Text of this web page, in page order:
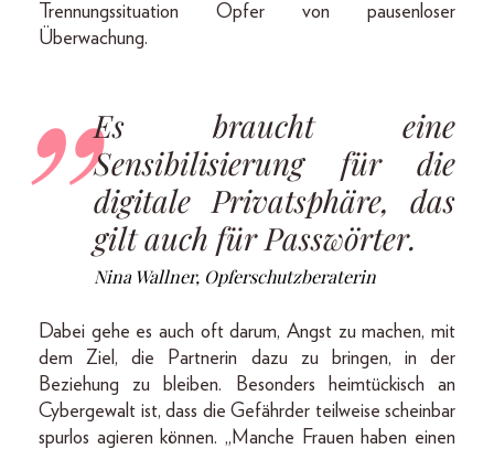
Trennungssituation Opfer von pausenloser
Überwachung.
Es braucht eine
Sensibilisierung für die
digitale Privatsphäre, das
gilt auch für Passwörter.
Nina Wallner, Opferschutzberaterin
Dabei gehe es auch oft darum, Angst zu machen, mit
dem Ziel, die Partnerin dazu zu bringen, in der
Beziehung zu bleiben. Besonders heimtückisch an
Cybergewalt ist, dass die Gefährder teilweise scheinbar
spurlos agieren können. „Manche Frauen haben einen